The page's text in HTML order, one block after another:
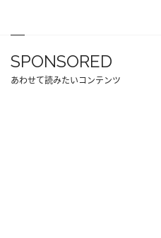
SPONSORED
あわせて読みたいコンテンツ